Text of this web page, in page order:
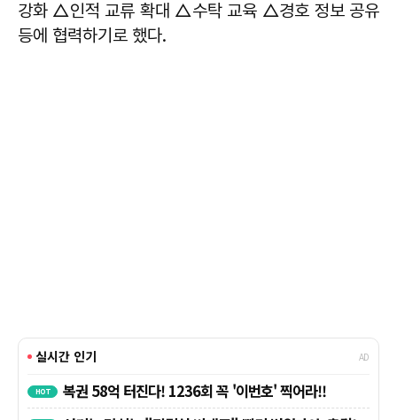
강화 △인적 교류 확대 △수탁 교육 △경호 정보 공유
등에 협력하기로 했다.